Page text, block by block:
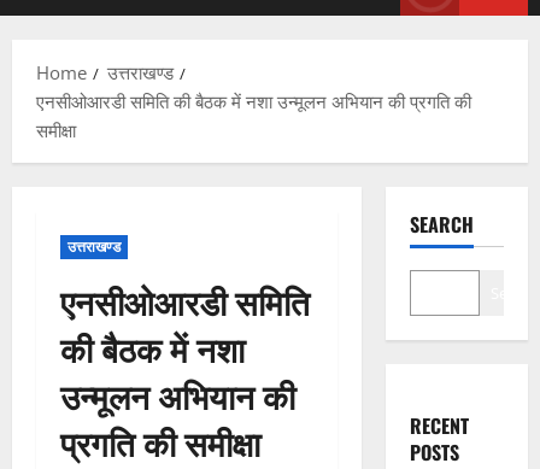
Home
उत्तराखण्ड
एनसीओआरडी समिति की बैठक में नशा उन्मूलन अभियान की प्रगति की
समीक्षा
उत्तराखण्ड
एनसीओआरडी समिति
की बैठक में नशा
उन्मूलन अभियान की
प्रगति की समीक्षा
SEARCH
RECENT
POSTS